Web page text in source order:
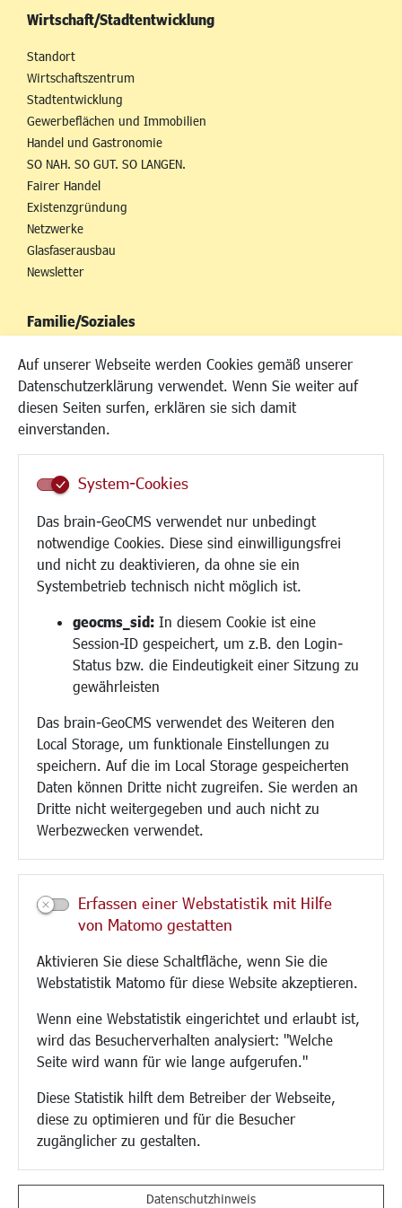
Auf unserer Webseite werden Cookies gemäß unserer
Datenschutzerklärung verwendet. Wenn Sie weiter auf
diesen Seiten surfen, erklären sie sich damit
einverstanden.
System-Cookies
Das brain-GeoCMS verwendet nur unbedingt
notwendige Cookies. Diese sind einwilligungsfrei
und nicht zu deaktivieren, da ohne sie ein
Systembetrieb technisch nicht möglich ist.
geocms_sid: In diesem Cookie ist eine
Session-ID gespeichert, um z.B. den Login-
Status bzw. die Eindeutigkeit einer Sitzung zu
gewährleisten
Das brain-GeoCMS verwendet des Weiteren den
Local Storage, um funktionale Einstellungen zu
speichern. Auf die im Local Storage gespeicherten
Daten können Dritte nicht zugreifen. Sie werden an
Dritte nicht weitergegeben und auch nicht zu
Werbezwecken verwendet.
Erfassen einer Webstatistik mit Hilfe
von Matomo gestatten
Aktivieren Sie diese Schaltfläche, wenn Sie die
Webstatistik Matomo für diese Website akzeptieren.
Wenn eine Webstatistik eingerichtet und erlaubt ist,
wird das Besucherverhalten analysiert: "Welche
Seite wird wann für wie lange aufgerufen."
Diese Statistik hilft dem Betreiber der Webseite,
diese zu optimieren und für die Besucher
zugänglicher zu gestalten.
Datenschutzhinweis
Wirtschaft/Stadtentwicklung
Standort
Wirtschaftszentrum
Stadtentwicklung
Gewerbeflächen und Immobilien
Handel und Gastronomie
SO NAH. SO GUT. SO LANGEN.
Fairer Handel
Existenzgründung
Netzwerke
Glasfaserausbau
Newsletter
Familie/Soziales
Kinderbetreuung
Kinder und Jugend
Institutionen für Familien
Frauen
Schule
Demokratie leben
Ukrainehilfe
Hilfe für Geflüchtete
Religion
Bauen/Umwelt/Mobilität
Bebauungsplanung
Verkehr/Mobilität
Glasfaserausbau
Aktuelle Baustellen
Paddelteich
CINDY S
Kultur/Freizeit/Tourismus
Veranstaltungen
Neue Stadthalle Langen
Bäder
Musikschule
Stadtbücherei
Stadtarchiv
Museen
Hotels/Unterkünfte
Gastronomie
Kunstszene
Vereine und Institutionen